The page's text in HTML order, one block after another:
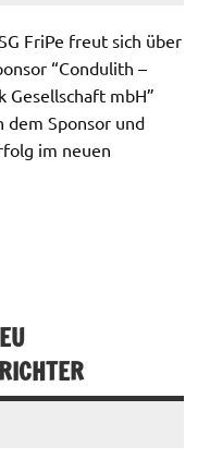
FriPe freut sich über
“Condulith –
Gesellschaft mbH”
Sponsor und
im neuen